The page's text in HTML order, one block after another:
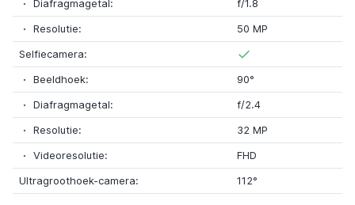
Diafragmagetal:
f/1.8
Resolutie:
50 MP
Selfiecamera:
Beeldhoek:
90°
Diafragmagetal:
f/2.4
Resolutie:
32 MP
Videoresolutie:
FHD
Ultragroothoek-camera:
112°